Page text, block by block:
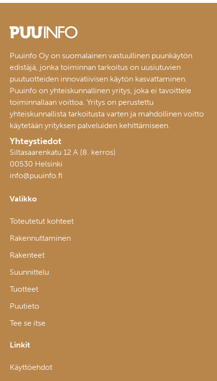
Puuinfo Oy on suomalainen vastuullinen puunkäytön
edistäjä, jonka toiminnan tarkoitus on uusiutuvien
puutuotteiden innovatiivisen käytön kasvattaminen.
Puuinfo on yhteiskunnallinen yritys, joka ei tavoittele
toiminnallaan voittoa. Yritys on perustettu
yhteiskunnallista tarkoitusta varten ja mahdollinen voitto
käytetään yrityksen palveluiden kehittämiseen.
Yhteystiedot
Siltasaarenkatu 12 A (8. kerros)
00530 Helsinki
info@puuinfo.fi
Valikko
Toteutetut kohteet
Rakennuttaminen
Rakenteet
Suunnittelu
Tuotteet
Puutieto
Tee se itse
Linkit
Käyttöehdot